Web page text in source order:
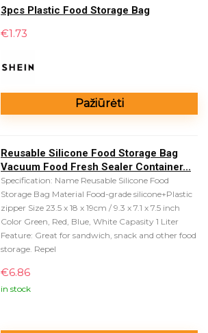
3pcs Plastic Food Storage Bag
€1.73
Pažiūrėti
Reusable Silicone Food Storage Bag
Vacuum Food Fresh Sealer Container...
Specification: Name Reusable Silicone Food
Storage Bag Material Food-grade silicone+Plastic
zipper Size 23.5 x 18 x 19cm / 9.3 x 7.1 x 7.5 inch
Color Green, Red, Blue, White Capasity 1 Liter
Feature: Great for sandwich, snack and other food
storage. Repel
€6.86
in stock